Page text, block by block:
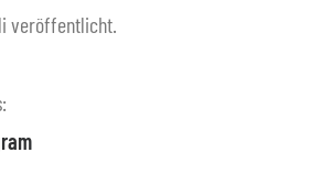
veröffentlicht.